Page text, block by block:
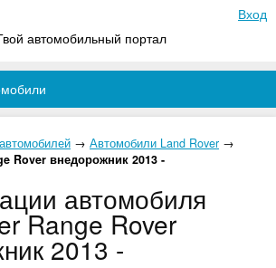
автомобильный портал
Вход
→ Автомобили Land Rover →
Rover внедорожник 2013 -
автомобиля
Range Rover
2013 -